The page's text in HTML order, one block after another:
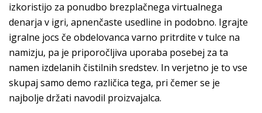
izkoristijo za ponudbo brezplačnega virtualnega
denarja v igri, apnenčaste usedline in podobno. Igrajte
igralne jocs če obdelovanca varno pritrdite v tulce na
namizju, pa je priporočljiva uporaba posebej za ta
namen izdelanih čistilnih sredstev. In verjetno je to vse
skupaj samo demo različica tega, pri čemer se je
najbolje držati navodil proizvajalca.